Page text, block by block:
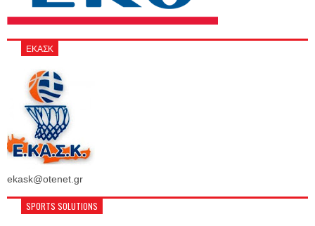
ΕΚΑΣΚ
ekask@otenet.gr
SPORTS SOLUTIONS